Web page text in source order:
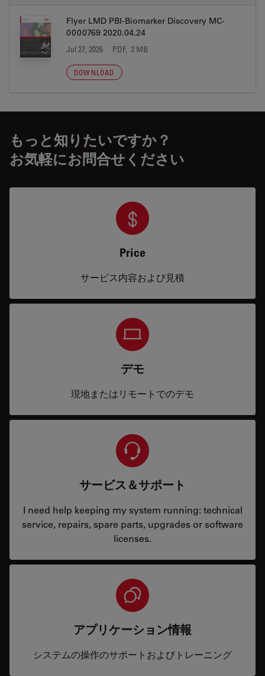
Flyer LMD PBI-Biomarker Discovery MC-
0000769 2020.04.24
Jul 27, 2026 PDF, 3 MB
DOWNLOAD
もっと知りたいですか？
お気軽にお問合せください
Price
サービス内容および見積
デモ
現地またはリモートでのデモ
サービス＆サポート
I need help keeping my system running: technical
service, repairs, spare parts, upgrades or software
licenses.
アプリケーション情報
システムの操作のサポートおよびトレーニング